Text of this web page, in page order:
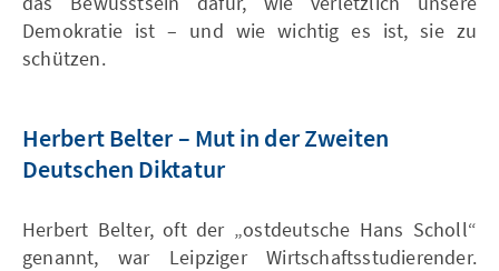
Demokratie ist – und wie wichtig es ist, sie zu
schützen.
Herbert Belter – Mut in der Zweiten
Deutschen Diktatur
Herbert Belter, oft der „ostdeutsche Hans Scholl“
genannt, war Leipziger Wirtschaftsstudierender.